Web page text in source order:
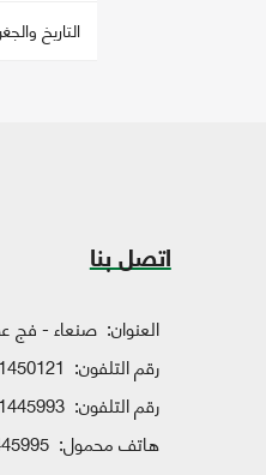
التاريخ
اتصل بنا
العنوان: صنعاء - فج
رقم التلفون:
رقم التلفون:
هاتف محمول: